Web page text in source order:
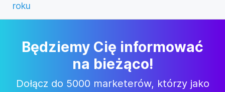
roku
Będziemy Cię informować
na bieżąco!
Dołącz do 5000 marketerów, którzy jako